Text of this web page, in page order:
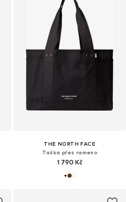
THE NORTH FACE
Taška přes rameno
1 790 Kč